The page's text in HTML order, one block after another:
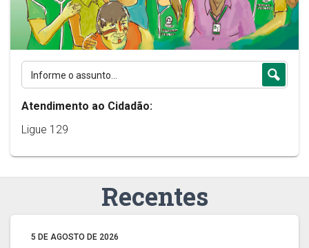
Atendimento ao Cidadão:
Ligue 129
Recentes
5 DE AGOSTO DE 2026